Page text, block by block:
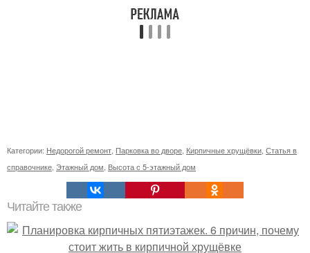
Категории: Недорогой ремонт Парковка во дворе Кирпичные хрущёвки Статья в
справочнике Этажный дом Высота с 5-этажный дом
Читайте также